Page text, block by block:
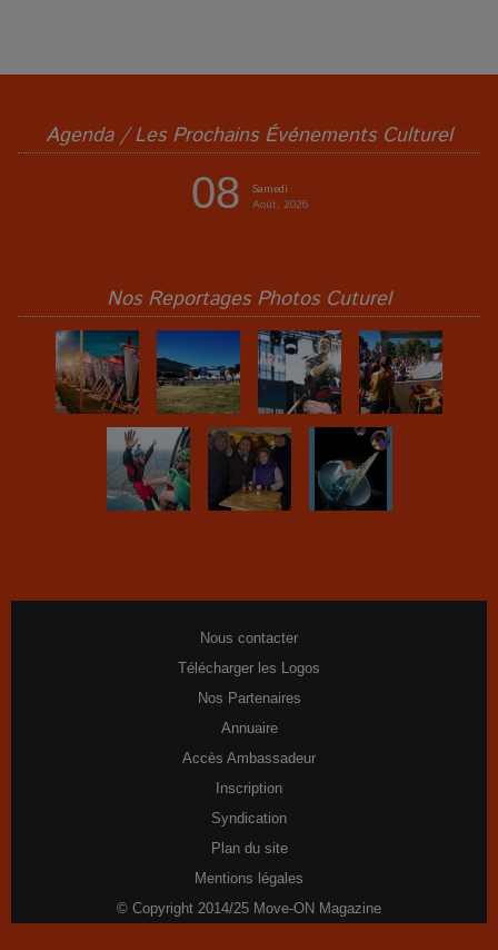
Agenda / Les Prochains Événements Culturel
08
Samedi
Août, 2026
Nos Reportages Photos Cuturel
Nous contacter
Télécharger les Logos
Nos Partenaires
Annuaire
Accès Ambassadeur
Inscription
Syndication
Plan du site
Mentions légales
© Copyright 2014/25 Move-ON Magazine